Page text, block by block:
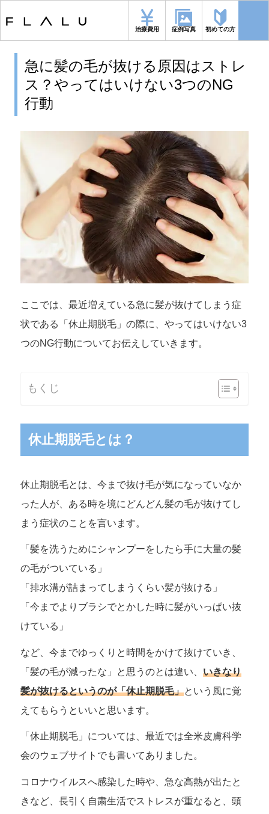
治療費用 症例写真 初めての方
急に髪の毛が抜ける原因はストレス？やって
はいけない3つのNG行動
急に髪の毛が抜ける原因はストレ
ス？やってはいけない3つのNG
行動
ここでは、最近増えている急に髪が抜けてしまう症
状である「休止期脱毛」の際に、やってはいけない3
つのNG行動についてお伝えしていきます。
もくじ
休止期脱毛とは？
休止期脱毛とは、今まで抜け毛が気になっていなか
った人が、ある時を境にどんどん髪の毛が抜けてし
まう症状のことを言います。
「髪を洗うためにシャンプーをしたら手に大量の髪
の毛がついている」
「排水溝が詰まってしまうくらい髪が抜ける」
「今までよりブラシでとかした時に髪がいっぱい抜
けている」
など、今までゆっくりと時間をかけて抜けていき、
「髪の毛が減ったな」と思うのとは違い、 いきなり
髪が抜けるというのが「休止期脱毛」という風に覚
えてもらうといいと思います。
「休止期脱毛」については、最近では全米皮膚科学
会のウェブサイトでも書いてありました。
コロナウイルスへ感染した時や、急な高熱が出たと
きなど、長引く自粛生活でストレスが重なると、頭